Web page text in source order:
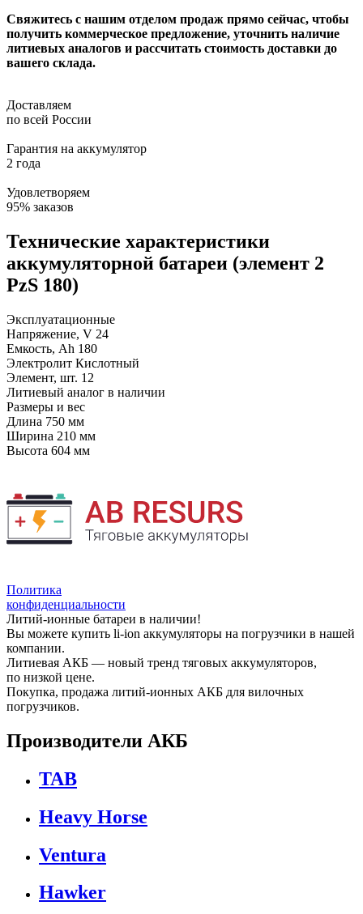
Свяжитесь с нашим отделом продаж прямо сейчас, чтобы
получить коммерческое предложение, уточнить наличие
литиевых аналогов и рассчитать стоимость доставки до
вашего склада.
Доставляем
по всей России
Гарантия на аккумулятор
2 года
Удовлетворяем
95% заказов
Технические характеристики
аккумуляторной батареи (элемент 2
PzS 180)
Эксплуатационные
Напряжение, V 24
Емкость, Ah 180
Электролит Кислотный
Элемент, шт. 12
Литиевый аналог в наличии
Размеры и вес
Длина 750 мм
Ширина 210 мм
Высота 604 мм
Политика
конфиденциальности
Литий-ионные батареи в наличии!
Вы можете купить li-ion аккумуляторы на погрузчики в нашей
компании.
Литиевая АКБ — новый тренд тяговых аккумуляторов,
по низкой цене.
Покупка, продажа литий-ионных АКБ для вилочных
погрузчиков.
Производители АКБ
TAB
Heavy Horse
Ventura
Hawker